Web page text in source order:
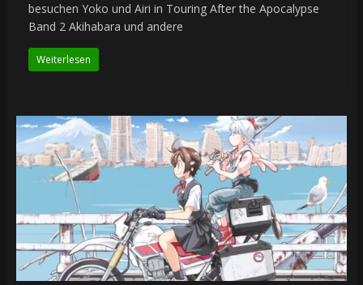
besuchen Yoko und Airi in Touring After the Apocalypse
Band 2 Akihabara und andere
Weiterlesen